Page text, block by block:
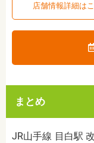
店舗情報詳細は
まとめ
JR山手線 目白駅